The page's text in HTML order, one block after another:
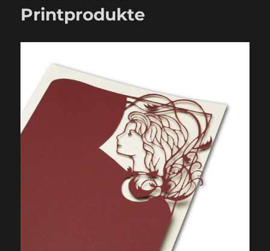
Printprodukte